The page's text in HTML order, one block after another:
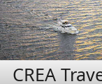
CREA